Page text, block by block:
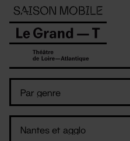
Panneau de gestion des cookies